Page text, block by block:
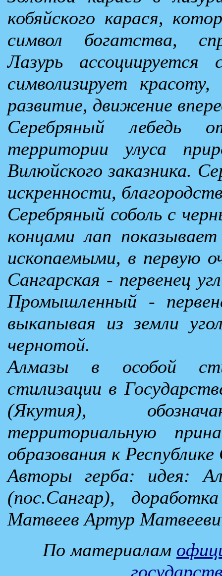
кобяйского карася,
символ богатства,
Лазурь
символизирует
развитие, движение
Серебряный лебедь
территории улуса
Вилюйского заказника.
искренности,
Серебряный соболь с
концами лап
ископаемыми, в первую
Сангарская - первенец
Промышленный -
выкапывая из земли
чернотой.
Алмазы в особой
стилизации в
(Якутия),
территориальную
образования к
Авторы герба: идея:
(пос.Сангар),
Матвеев Артур
По материалам